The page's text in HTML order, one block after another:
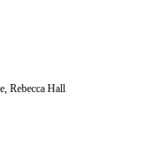
Rebecca Hall